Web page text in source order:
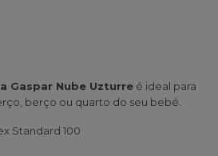
Gaspar Nube Uzturre é ideal para
berço ou quarto do seu bebé.
Standard 100